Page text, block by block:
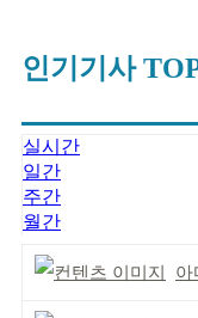
인기기사
실시간
일간
주간
월간
아